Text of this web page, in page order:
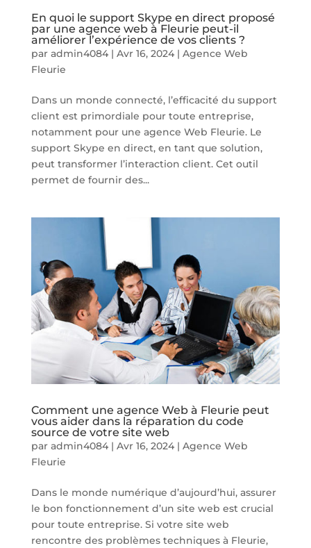
En quoi le support Skype en direct proposé
par une agence web à Fleurie peut-il
améliorer l’expérience de vos clients ?
par admin4084| Avr 16, 2024| Agence Web
Fleurie
Dans un monde connecté, l’efficacité du support
client est primordiale pour toute entreprise,
notamment pour une agence Web Fleurie. Le
support Skype en direct, en tant que solution,
peut transformer l’interaction client. Cet outil
permet de fournir des...
Comment une agence Web à Fleurie peut
vous aider dans la réparation du code
source de votre site web
par admin4084| Avr 16, 2024| Agence Web
Fleurie
Dans le monde numérique d’aujourd’hui, assurer
le bon fonctionnement d’un site web est crucial
pour toute entreprise. Si votre site web
rencontre des problèmes techniques à Fleurie,